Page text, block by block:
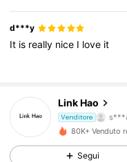
d***y
It is really nice I love it
Link Hao
Venditore
80K+ Venduto
Segui